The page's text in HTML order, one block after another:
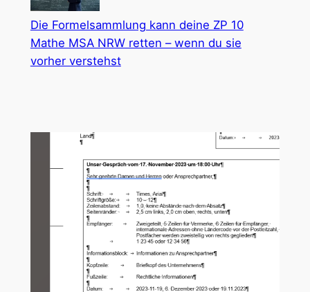
Die Formelsammlung kann deine ZP 10
Mathe MSA NRW retten – wenn du sie
vorher verstehst